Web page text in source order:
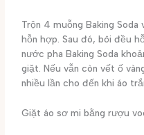
Trộn 4 muỗng Baking
hỗn hợp. Sau đó, bôi đều
nước pha Baking Soda
giặt. Nếu vẫn còn vết ố
nhiều lần cho đến khi áo
Giặt áo sơ mi bằng rượu